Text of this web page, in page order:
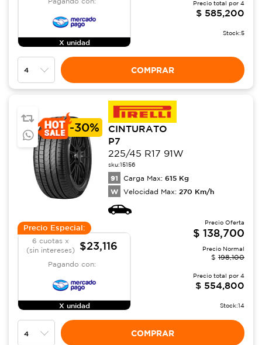
X unidad
Precio total por 4
$ 585,200
Stock:5
COMPRAR
-30%
CINTURATO
P7
225/45 R17 91W
sku:15156
91 Carga Max: 615 Kg
W Velocidad Max: 270 Km/h
Precio Especial:
6 cuotas x
(sin intereses)
$23,116
Pagando con:
X unidad
Precio Oferta
$ 138,700
Precio Normal
$ 198,100
Precio total por 4
$ 554,800
Stock:14
COMPRAR